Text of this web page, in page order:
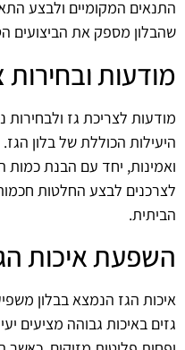
התנאים המקומיים ולבצע
שהבלון מספק את הביצועים
מודעות ובחירות
מודעות לצריכת גז ולבחירות
היעילות הכוללת של בלון
ואמינות, יחד עם הבנת
לצרכנים לבצע החלטות
הביתית.
השפעת איכות
איכות הגז הנמצא בבלון
גזים באיכות גבוהה מציעים